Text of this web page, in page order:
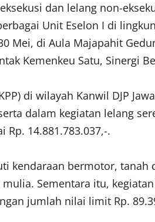
dan lelang non-
Unit Eselon I di
Mei, di Aula Majapahit
Kemenkeu Satu, Sinergi
di wilayah Kanwil DJP
dalam kegiatan lelang
14.881.783.037,-.
kendaraan bermotor, tanah
Sementara itu,
jumlah nilai limit Rp.